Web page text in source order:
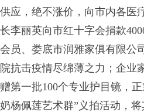
供应，绝不涨价，向市内各医
长李丽英向市红十字会捐款
会员、娄底市润雅家俱有限公
院抗击疫情尽绵薄之力；企业
赠第一批100个专业护目镜，
奶杨佩莲艺术群”义拍活动，